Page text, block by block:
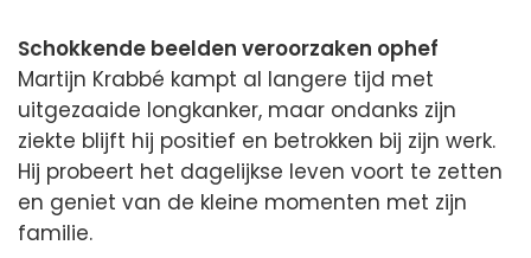
Schokkende beelden veroorzaken ophef
Martijn Krabbé kampt al langere tijd met
uitgezaaide longkanker, maar ondanks zijn
ziekte blijft hij positief en betrokken bij zijn werk.
Hij probeert het dagelijkse leven voort te zetten
en geniet van de kleine momenten met zijn
familie.